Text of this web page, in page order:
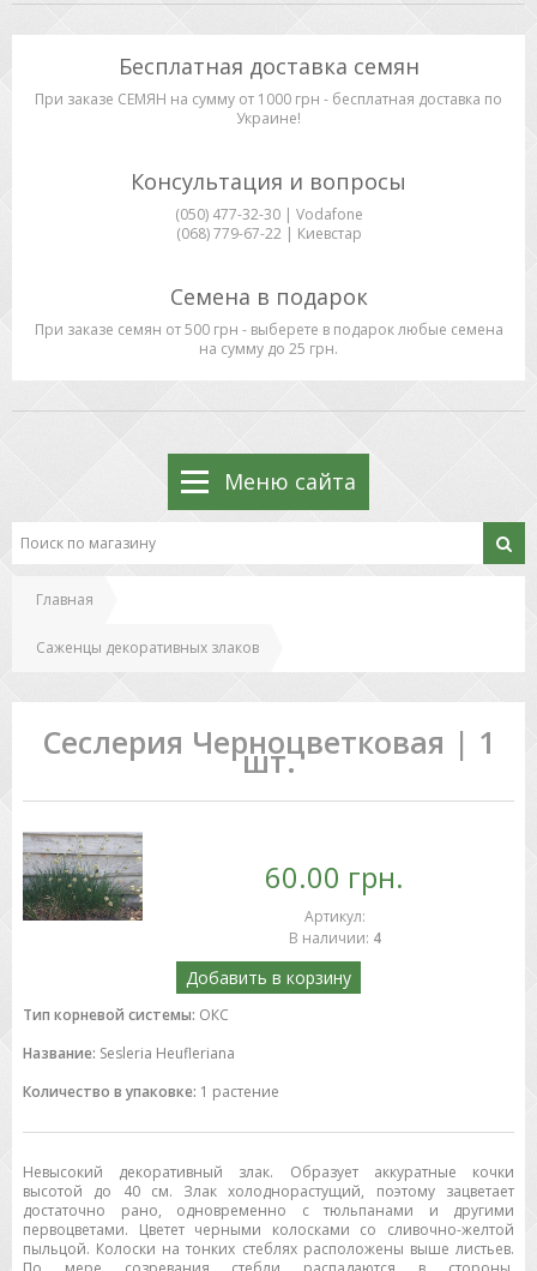
Бесплатная доставка семян
При заказе СЕМЯН на сумму от 1000 грн - бесплатная доставка по
Украине!
Консультация и вопросы
(050) 477-32-30 | Vodafone
(068) 779-67-22 | Киевстар
Семена в подарок
При заказе семян от 500 грн - выберете в подарок любые семена
на сумму до 25 грн.
Меню сайта
Главная
Саженцы декоративных злаков
Сеслерия Черноцветковая | 1
шт.
60.00 грн.
Артикул:
В наличии: 4
Добавить в корзину
Тип корневой системы: ОКС
Название: Sesleria Heufleriana
Количество в упаковке: 1 растение
Невысокий декоративный злак. Образует аккуратные кочки
высотой до 40 см. Злак холоднорастущий, поэтому зацветает
достаточно рано, одновременно с тюльпанами и другими
первоцветами. Цветет черными колосками со сливочно-желтой
пыльцой. Колоски на тонких стеблях расположены выше листьев.